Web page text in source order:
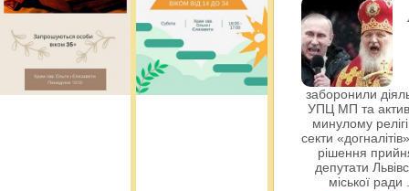
заборонили
УПЦ МП та
минулому
секти
рішення
депутати
міської ради